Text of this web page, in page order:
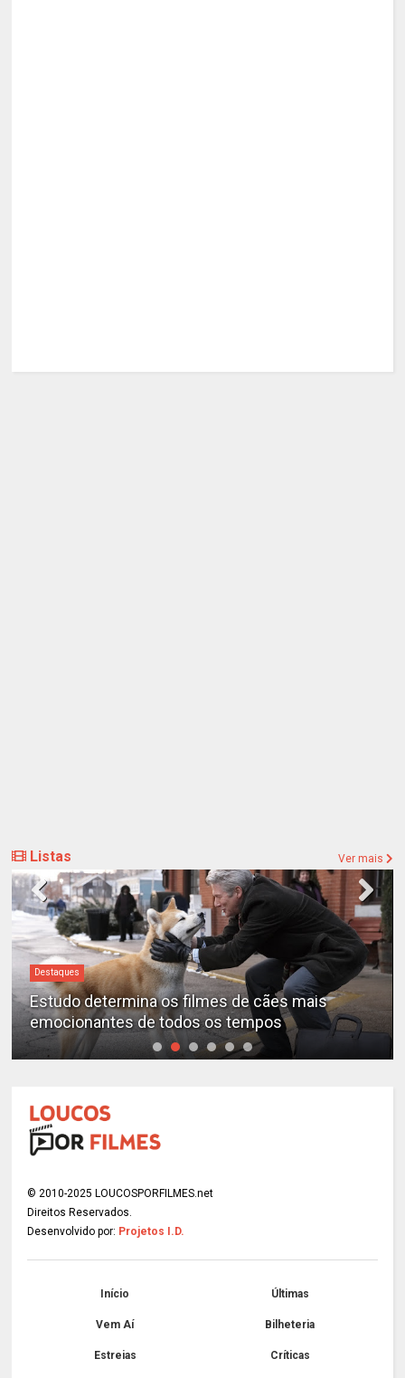
Listas Ver mais
Destaques
Estudo determina os filmes de cães mais
emocionantes de todos os tempos
© 2010-2025 LOUCOSPORFILMES.net
Direitos Reservados.
Desenvolvido por: Projetos I.D.
Início Últimas
Vem Aí Bilheteria
Estreias Críticas